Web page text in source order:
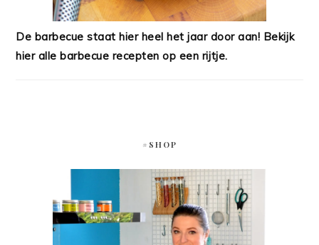
De barbecue staat hier heel het jaar door aan! Bekijk
hier alle barbecue recepten op een rijtje.
#SHOP